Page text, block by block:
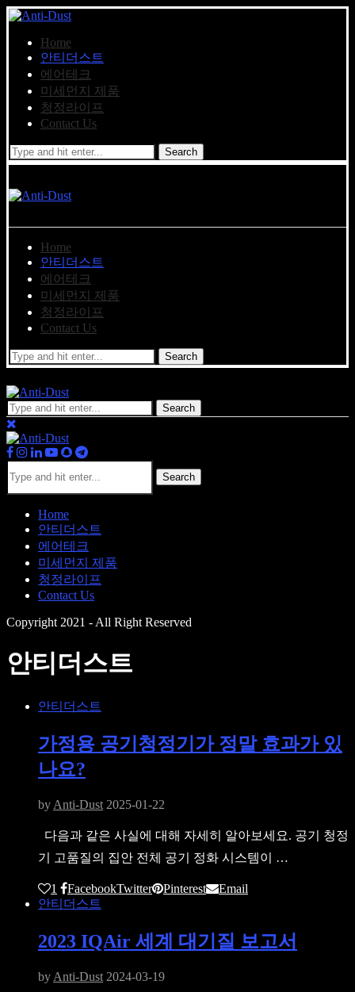
Home
안티더스트
에어테크
미세먼지 제품
청정라이프
Contact Us
Search
Home
안티더스트
에어테크
미세먼지 제품
청정라이프
Contact Us
Search
Search
Search
Home
안티더스트
에어테크
미세먼지 제품
청정라이프
Contact Us
Copyright 2021 - All Right Reserved
안티더스트
안티더스트
가정용 공기청정기가 정말 효과가 있
나요?
by Anti-Dust 2025-01-22
다음과 같은 사실에 대해 자세히 알아보세요. 공기 청정
기 고품질의 집안 전체 공기 정화 시스템이 …
1 FacebookTwitter Pinterest
Email
안티더스트
2023 IQAir 세계 대기질 보고서
by Anti-Dust 2024-03-19